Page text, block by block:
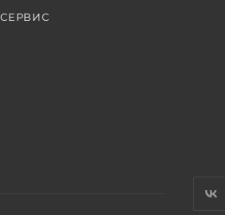
СЕРВИС